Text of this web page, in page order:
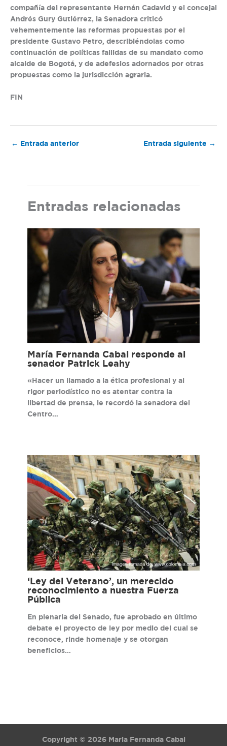
compañía del representante Hernán Cadavid y el concejal
Andrés Gury Gutiérrez, la Senadora criticó
vehementemente las reformas propuestas por el
presidente Gustavo Petro, describiéndolas como
continuación de políticas fallidas de su mandato como
alcalde de Bogotá, y de adefesios adornados por otras
propuestas como la jurisdicción agraria.
FIN
← Entrada anterior Entrada siguiente →
Entradas relacionadas
María Fernanda Cabal responde al
senador Patrick Leahy
«Hacer un llamado a la ética profesional y al
rigor periodístico no es atentar contra la
libertad de prensa, le recordó la senadora del
Centro…
‘Ley del Veterano’, un merecido
reconocimiento a nuestra Fuerza
Pública
En plenaria del Senado, fue aprobado en último
debate el proyecto de ley por medio del cual se
reconoce, rinde homenaje y se otorgan
beneficios…
Copyright © 2026 Maria Fernanda Cabal